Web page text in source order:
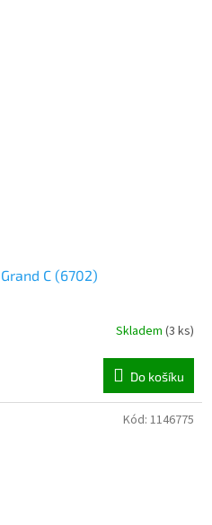
C (6702)
Skladem (3 ks)
Do košíku
Kód: 1146775